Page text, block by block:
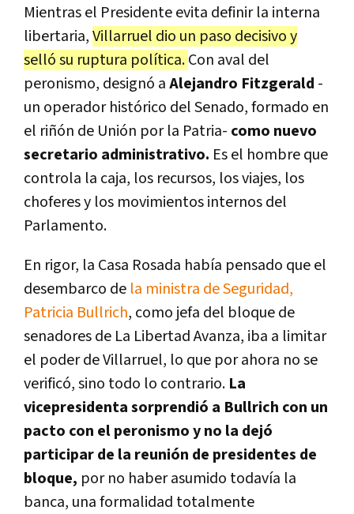
Mientras el Presidente evita definir la interna
libertaria,Villarruel dio un paso decisivo y
selló su ruptura política.Con aval del
peronismo, designó aAlejandro Fitzgerald -
un operador histórico del Senado, formado en
el riñón de Unión por la Patria- como nuevo
secretario administrativo. Es el hombre que
controla la caja, los recursos, los viajes, los
choferes y los movimientos internos del
Parlamento.
En rigor, la Casa Rosada había pensado que el
desembarco de la ministra de Seguridad,
Patricia Bullrich, como jefa del bloque de
senadores de La Libertad Avanza, iba a limitar
el poder de Villarruel, lo que por ahora no se
verificó, sino todo lo contrario. La
vicepresidenta sorprendió a Bullrich con un
pacto con el peronismo y no la dejó
participar de la reunión de presidentes de
bloque, por no haber asumido todavía la
banca, una formalidad totalmente